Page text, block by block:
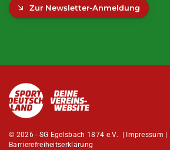
Zur Newsletter-Anmeldung
© 2026 - SG Egelsbach 1874 e.V. | Impressum
Barrierefreiheitserklärung